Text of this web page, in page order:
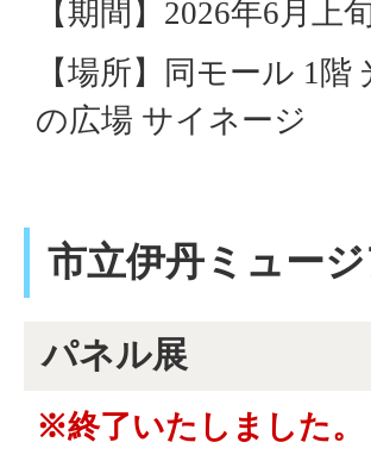
【期間】2026年6月上
【場所】同モール 1
の広場 サイネージ
市立伊丹ミュー
パネル展
※終了いたしました。